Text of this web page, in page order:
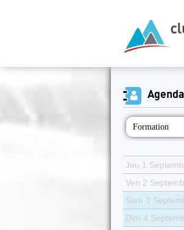
Formation
Jeu 1
Ven 2
Sam 3
Dim 4